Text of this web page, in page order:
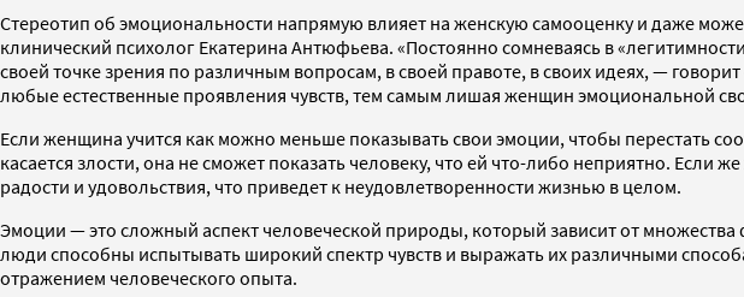
Стереотип об эмоциональности напрямую влияет на женскую самооценку и даже
клинический психолог Екатерина Антюфьева. «Постоянно сомневаясь в
своей точке зрения по различным вопросам, в своей правоте, в своих идеях, —
любые естественные проявления чувств, тем самым лишая женщин эмоциональной
Если женщина учится как можно меньше показывать свои эмоции, чтобы перестать
касается злости, она не сможет показать человеку, что ей что-либо неприятно.
радости и удовольствия, что приведет к неудовлетворенности жизнью в целом.
Эмоции — это сложный аспект человеческой природы, который зависит от
люди способны испытывать широкий спектр чувств и выражать их различными
отражением человеческого опыта.